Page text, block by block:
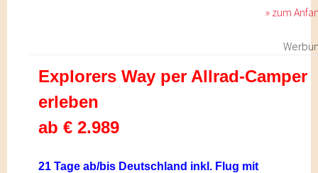
» zum
Explorers Way per Allrad-Camper
erleben
ab € 2.989
21 Tage ab/bis Deutschland inkl. Flug mit